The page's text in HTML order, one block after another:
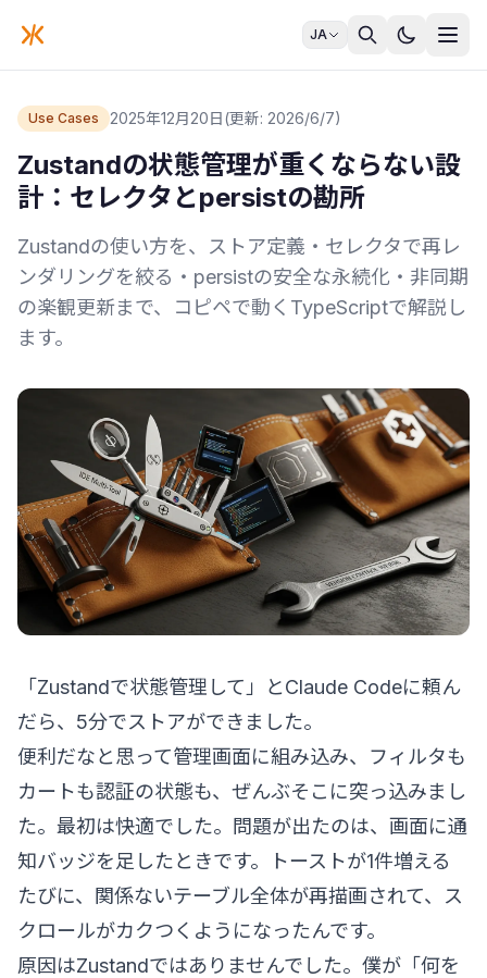
JA
Use Cases 2025年12月20日(更新: 2026/6/7)
Zustandの状態管理が重くならない設
計：セレクタとpersistの勘所
Zustandの使い方を、ストア定義・セレクタで再レ
ンダリングを絞る・persistの安全な永続化・非同期
の楽観更新まで、コピペで動くTypeScriptで解説し
ます。
「Zustandで状態管理して」とClaude Codeに頼ん
だら、5分でストアができました。
便利だなと思って管理画面に組み込み、フィルタも
カートも認証の状態も、ぜんぶそこに突っ込みまし
た。最初は快適でした。問題が出たのは、画面に通
知バッジを足したときです。トーストが1件増える
たびに、関係ないテーブル全体が再描画されて、ス
クロールがカクつくようになったんです。
原因はZustandではありませんでした。僕が「何を